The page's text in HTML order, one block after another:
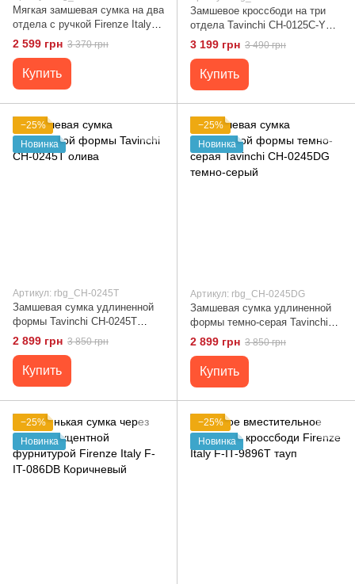
Мягкая замшевая сумка на два
отдела с ручкой Firenze Italy F-
IT-1045BO-Y Бордовый
2 599 грн 3 370 грн
Купить
Замшевое кроссбоди на три
отдела Tavinchi CH-0125C-Y
Коричневый
3 199 грн 3 490 грн
Купить
−25%
Новинка
Артикул: rbg_CH-0245T
Замшевая сумка удлиненной
формы Tavinchi CH-0245T
олива
2 899 грн 3 850 грн
Купить
−25%
Новинка
Артикул: rbg_CH-0245DG
Замшевая сумка удлиненной
формы темно-серая Tavinchi
CH-0245DG темно-серый
2 899 грн 3 850 грн
Купить
−25%
Новинка
−25%
Новинка